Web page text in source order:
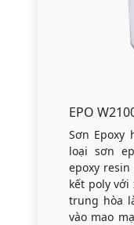
EPO
Sơn Epoxy
loại sơn
epoxy
kết poly
trung hòa
vào mao